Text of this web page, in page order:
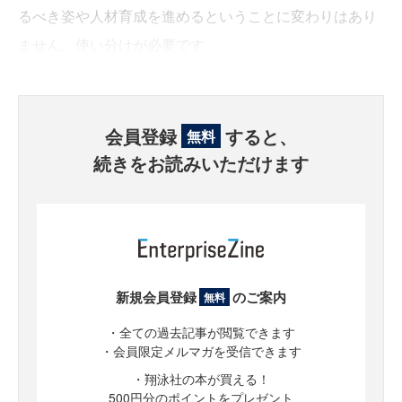
るべき姿や人材育成を進めるということに変わりはあり
会員登録 無料 すると、
続きをお読みいただけます
新規会員登録 無料 のご案内
・全ての過去記事が閲覧できます
・会員限定メルマガを受信できます
・翔泳社の本が買える！
500円分のポイントをプレゼント